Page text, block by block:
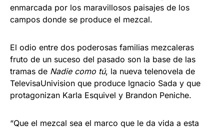
enmarcada por los maravillosos paisajes de los
campos donde se produce el mezcal.
El odio entre dos poderosas familias mezcaleras
fruto de un suceso del pasado son la base de las
tramas de Nadie como tú, la nueva telenovela de
TelevisaUnivision que produce Ignacio Sada y que
protagonizan Karla Esquivel y Brandon Peniche.
“Que el mezcal sea el marco que le da vida a esta